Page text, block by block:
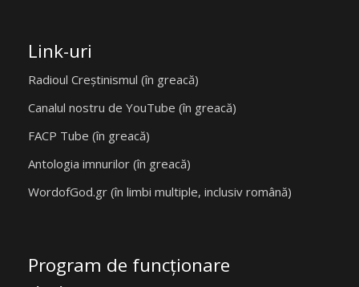
Link-uri
Radioul Creștinismul (în greacă)
Canalul nostru de YouTube (în greacă)
FACP Tube (în greacă)
Antologia imnurilor (în greacă)
WordofGod.gr (în limbi multiple, inclusiv română)
Program de funcţionare